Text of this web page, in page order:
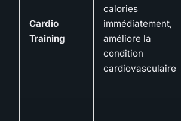
Cardio
Training
calories
immédiatement,
améliore la
condition
cardiovasculaire